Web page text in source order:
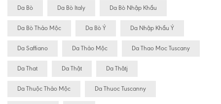
Da Bò Da Bò Italy Da Bò Nhập Khẩu
Da Bò Thảo Mộc Da Bò Ý Da Nhập Khẩu Ý
Da Saffiano Da Thảo Mộc Da Thao Moc Tuscany
Da That Da Thật Da Thâtj
Da Thuộc Thảo Mộc Da Thuoc Tuscanny